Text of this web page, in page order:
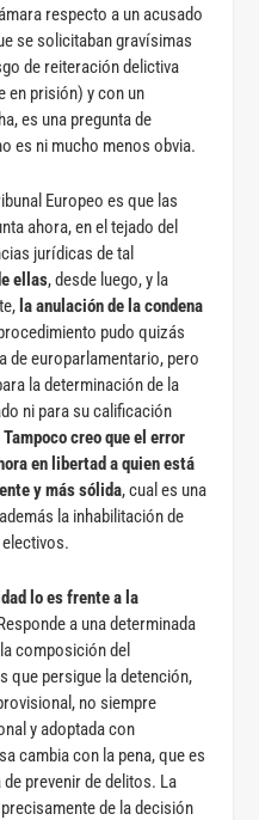
respecto a un acusado
se solicitaban gravísimas
de reiteración delictiva
en prisión) y con un
es una pregunta de
es ni mucho menos obvia.
Europeo es que las
ahora, en el tejado del
jurídicas de tal
ellas, desde luego, y la
la anulación de la condena
pudo quizás
de europarlamentario, pero
la determinación de la
ni para su calificación
Tampoco creo que el error
en libertad a quien está
y más sólida, cual es una
la inhabilitación de
lo es frente a la
a una determinada
composición del
que persigue la detención,
no siempre
y adoptada con
cambia con la pena, que es
prevenir de delitos. La
de la decisión